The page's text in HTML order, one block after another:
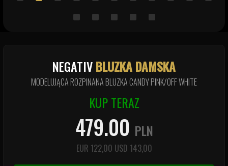
NEGATIVBLUZKA DAMSKA
MODELUJĄCA ROZPINANA BLUZKA CANDY PINK/OFF WHITE
KUP TERAZ
479.00 PLN
EUR 122,00 USD 143,00